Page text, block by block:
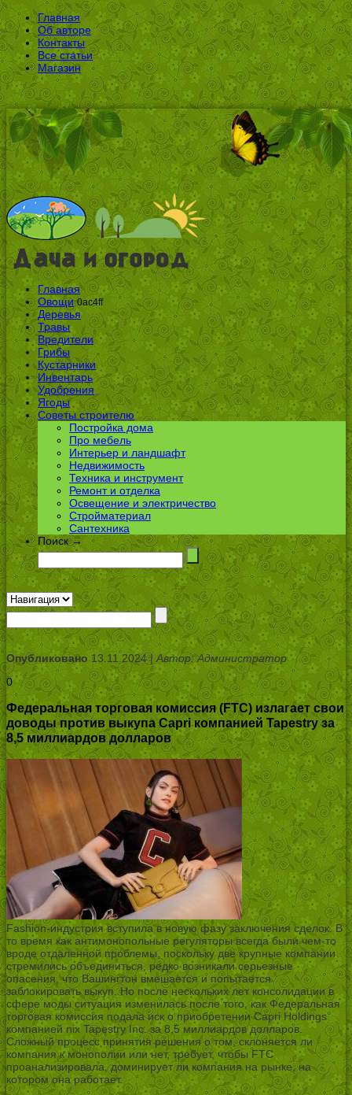
Главная
Об авторе
Контакты
Все статьи
Магазин
Главная
Овощи 0ac4ff
Деревья
Травы
Вредители
Грибы
Кустарники
Инвентарь
Удобрения
Ягоды
Советы строителю
Постройка дома
Про мебель
Интерьер и ландшафт
Недвижимость
Техника и инструмент
Ремонт и отделка
Освещение и электричество
Стройматериал
Сантехника
Поиск →
Опубликовано13.11.2024 | Автор: Администратор
0
Федеральная торговая комиссия (FTC) излагает свои
доводы против выкупа Capri компанией Tapestry за
8,5 миллиардов долларов
Fashion-индустрия вступила в новую фазу заключения сделок. В
то время как антимонопольные регуляторы всегда были чем-то
вроде отдаленной проблемы, поскольку две крупные компании
стремились объединиться, редко возникали серьезные
опасения, что Вашингтон вмешается и попытается
заблокировать выкуп. Но после нескольких лет консолидации в
сфере моды ситуация изменилась после того, как Федеральная
торговая комиссия подала иск о приобретении Capri Holdings
компанией nix Tapestry Inc. за 8,5 миллиардов долларов.
Сложный процесс принятия решения о том, склоняется ли
компания к монополии или нет, требует, чтобы FTC
проанализировала, доминирует ли компания на рынке, на
котором она работает.